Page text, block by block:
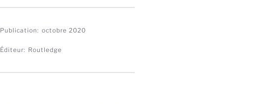
Publication octobre 2020
Éditeur Routledge